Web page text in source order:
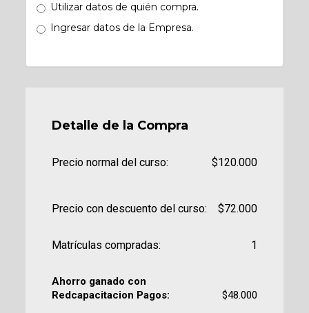
Utilizar datos de quién compra.
Ingresar datos de la Empresa.
Detalle de la Compra
Precio normal del curso: $120.000
Precio con descuento del curso: $72.000
Matrículas compradas: 1
Ahorro ganado con
Redcapacitacion Pagos:
$48.000